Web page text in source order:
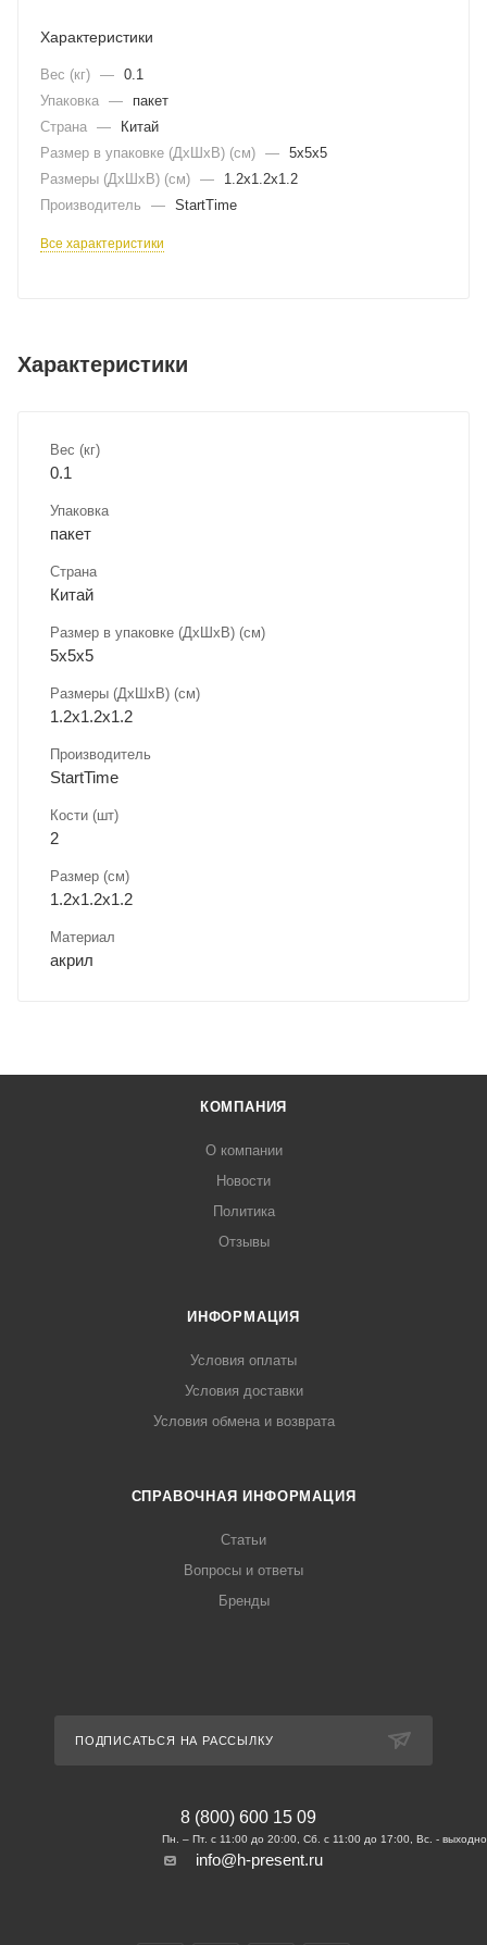
Характеристики
Вес (кг) — 0.1
Упаковка —
пакет
Страна —
Китай
Размер в упаковке (ДхШxВ) (см) — 5х5х5
Размеры (ДxШxВ) (см) —
1.2х1.2х1.2
Производитель
— StartTime
Все характеристики
Характеристики
Вес (кг)
0.1
Упаковка
пакет
Страна
Китай
Размер в упаковке (ДхШxВ) (см)
5х5х5
Размеры (ДxШxВ) (см)
1.2х1.2х1.2
Производитель
StartTime
Кости (шт)
2
Размер (см)
1.2х1.2х1.2
Материал
акрил
КОМПАНИЯ
О компании
Новости
Политика
Отзывы
ИНФОРМАЦИЯ
Условия оплаты
Условия доставки
Условия обмена и возврата
СПРАВОЧНАЯ ИНФОРМАЦИЯ
Статьи
Вопросы и ответы
Бренды
ПОДПИСАТЬСЯ НА РАССЫЛКУ
8 (800) 600 15 09
info@h-present.ru